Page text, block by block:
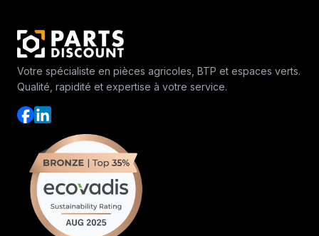
Votre spécialiste en pièces agricoles, BTP et espaces verts.
Qualité, rapidité et expertise à votre service.